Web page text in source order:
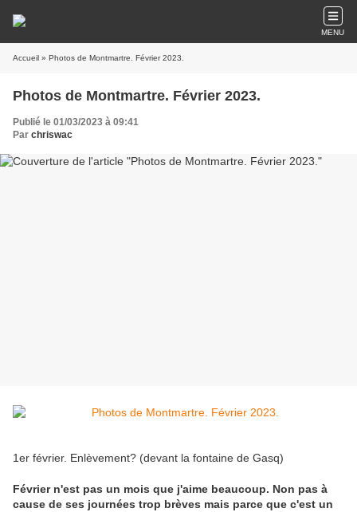
MENU
Accueil » Photos de Montmartre. Février 2023.
Photos de Montmartre. Février 2023.
Publié le 01/03/2023 à 09:41
Par chriswac
1er février. Enlèvement? (devant la fontaine de Gasq)
Février n'est pas un mois que j'aime beaucoup. Non pas à
cause de ses journées trop brèves mais parce que c'est un